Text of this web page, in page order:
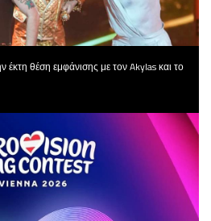
θέση εμφάνισης με τον Akylas και το